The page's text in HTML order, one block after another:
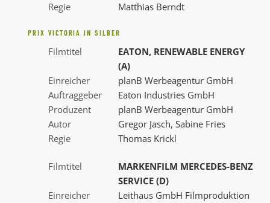
Regie Matthias Berndt
PRIX VICTORIA IN SILBER
Filmtitel
EATON, RENEWABLE ENERGY
(A)
Einreicher
planB Werbeagentur GmbH
Auftraggeber
Eaton Industries GmbH
Produzent
planB Werbeagentur GmbH
Autor
Gregor Jasch, Sabine Fries
Regie
Thomas Krickl
Filmtitel
MARKENFILM MERCEDES-BENZ
SERVICE (D)
Einreicher
Leithaus GmbH Filmproduktion